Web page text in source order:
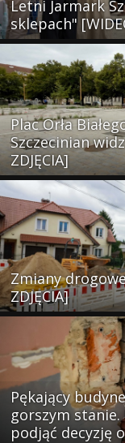
Letni Jarmark
sklepach"
Plac Orła
Szczecinian
ZDJĘCIA]
Zmiany
ZDJĘCIA]
Pękający
gorszym stanie.
podjąć decyzję